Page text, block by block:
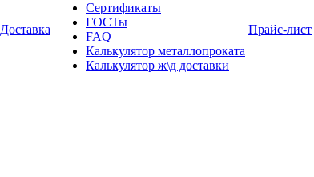
Доставка
Сертификаты
ГОСТы
FAQ
Калькулятор металлопроката
Калькулятор ж\д доставки
Прайс-лист